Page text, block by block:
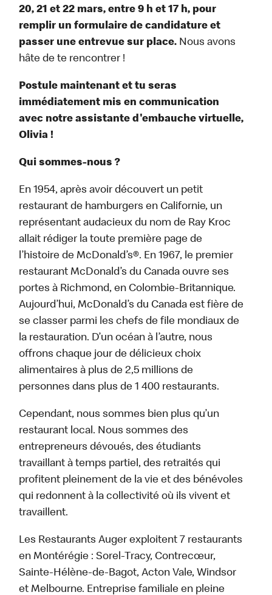
20, 21 et 22 mars, entre 9 h et 17 h, pour
remplir un formulaire de candidature et
passer une entrevue sur place. Nous avons
hâte de te rencontrer !
Postule maintenant et tu seras
immédiatement mis en communication
avec notre assistante d'embauche virtuelle,
Olivia !
Qui sommes-nous ?
En 1954, après avoir découvert un petit
restaurant de hamburgers en Californie, un
représentant audacieux du nom de Ray Kroc
allait rédiger la toute première page de
l’histoire de McDonald’s®. En 1967, le premier
restaurant McDonald’s du Canada ouvre ses
portes à Richmond, en Colombie-Britannique.
Aujourd’hui, McDonald’s du Canada est fière de
se classer parmi les chefs de file mondiaux de
la restauration. D’un océan à l’autre, nous
offrons chaque jour de délicieux choix
alimentaires à plus de 2,5 millions de
personnes dans plus de 1 400 restaurants.
Cependant, nous sommes bien plus qu’un
restaurant local. Nous sommes des
entrepreneurs dévoués, des étudiants
travaillant à temps partiel, des retraités qui
profitent pleinement de la vie et des bénévoles
qui redonnent à la collectivité où ils vivent et
travaillent.
Les Restaurants Auger exploitent 7 restaurants
en Montérégie : Sorel-Tracy, Contrecœur,
Sainte-Hélène-de-Bagot, Acton Vale, Windsor
et Melbourne. Entreprise familiale en pleine